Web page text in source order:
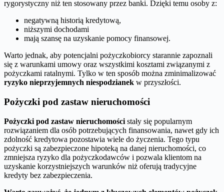
rygorystyczny niż ten stosowany przez banki. Dzięki temu osoby z:
negatywną historią kredytową,
niższymi dochodami
mają szansę na uzyskanie pomocy finansowej.
Warto jednak, aby potencjalni pożyczkobiorcy starannie zapoznali
się z warunkami umowy oraz wszystkimi kosztami związanymi z
pożyczkami ratalnymi. Tylko w ten sposób można zminimalizować
ryzyko nieprzyjemnych niespodzianek w przyszłości.
Pożyczki pod zastaw nieruchomości
Pożyczki pod zastaw nieruchomości stały się popularnym
rozwiązaniem dla osób potrzebujących finansowania, nawet gdy ich
zdolność kredytowa pozostawia wiele do życzenia. Tego typu
pożyczki są zabezpieczone hipoteką na danej nieruchomości, co
zmniejsza ryzyko dla pożyczkodawców i pozwala klientom na
uzyskanie korzystniejszych warunków niż oferują tradycyjne
kredyty bez zabezpieczenia.